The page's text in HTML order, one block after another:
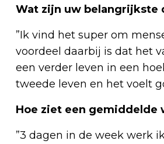
Wat zijn uw belangrijkste
”Ik vind het super om
voordeel daarbij is dat het
een verder leven in een
tweede leven en het voelt
Hoe ziet een gemiddelde
”3 dagen in de week werk